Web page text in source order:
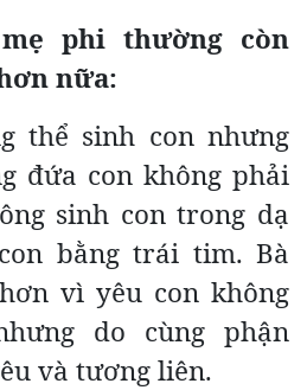
phi thường còn
nữa:
thể sinh con nhưng
đứa con không phải
sinh con trong dạ
bằng trái tim. Bà
vì yêu con không
do cùng phận
và tương liên.